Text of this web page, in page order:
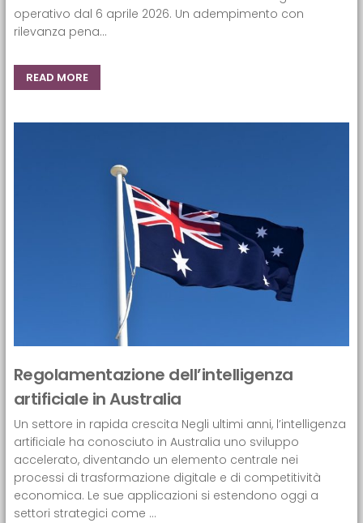
operativo dal 6 aprile 2026. Un adempimento con
rilevanza pena...
READ MORE
Regolamentazione dell’intelligenza
artificiale in Australia
Un settore in rapida crescita Negli ultimi anni, l’intelligenza
artificiale ha conosciuto in Australia uno sviluppo
accelerato, diventando un elemento centrale nei
processi di trasformazione digitale e di competitività
economica. Le sue applicazioni si estendono oggi a
settori strategici come ...